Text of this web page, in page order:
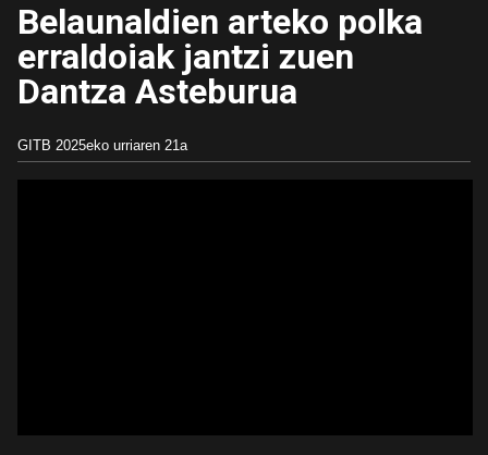
Belaunaldien arteko polka
erraldoiak jantzi zuen
Dantza Asteburua
GITB 2025eko urriaren 21a